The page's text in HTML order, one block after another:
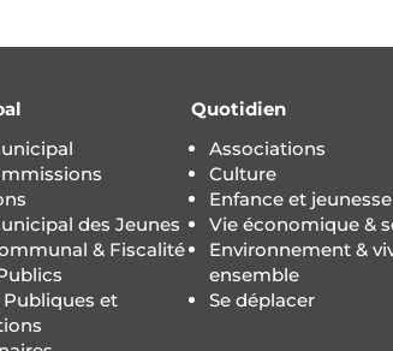
des Jeunes
& Fiscalité
et
Quotidien
Associations
Culture
Enfance et jeunesse
Vie économique &
Environnement &
ensemble
Se déplacer